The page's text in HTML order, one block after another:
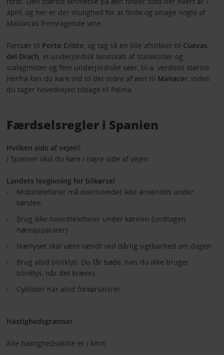
april, og her er der mulighed for at finde og smage nogle af
Mallorcas fremragende vine.
Fortsæt til Porto Cristo, og tag så en lille afstikker til Cuevas
del Drach, et underjordisk landskab af stalaktitter og
stalagmitter og fem underjordiske søer, bl.a. verdens største.
Herfra kan du køre ind til det indre af øen til Manacor, inden
du tager hovedvejen tilbage til Palma.
Færdselsregler i Spanien
Hvilken side af vejen?
I Spanien skal du køre i højre side af vejen.
Landets lovgivning for bilkørsel
Mobiltelefoner må overhovedet ikke anvendes under
kørslen
Brug ikke hovedtelefoner under kørslen (undtagen
høreapparater)
Nærlyset skal være tændt ved dårlig sigtbarhed om dagen
Brug altid blinklys. Du får bøde, hvis du ikke bruger
blinklys, når det kræves
Cyklister har altid forkørselsret
Hastighedsgrænser
Alle hastighedsskilte er i km/t.